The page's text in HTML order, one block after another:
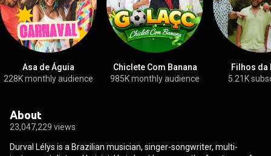
Asa de Águia
228K monthly audience
Chiclete Com Banana
985K monthly audience
Filhos da
5.21K
About
23,047,229 views
Durval Lélys is a Brazilian musician, singer-songwriter, multi-